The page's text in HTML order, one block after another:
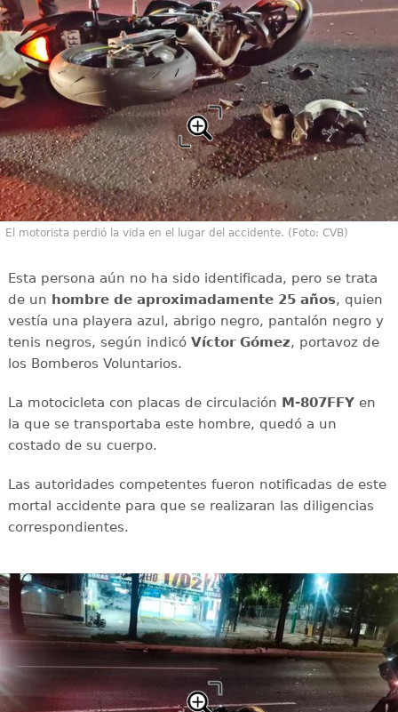
El motorista perdió la vida en el lugar del accidente. (Foto: CVB)
Esta persona aún no ha sido identificada, pero se trata
de un hombre de aproximadamente 25 años, quien
vestía una playera azul, abrigo negro, pantalón negro y
tenis negros, según indicó Víctor Gómez, portavoz de
los Bomberos Voluntarios.
La motocicleta con placas de circulación M-807FFYen
la que se transportaba este hombre, quedó a un
costado de su cuerpo.
Las autoridades competentes fueron notificadas de este
mortal accidente para que se realizaran las diligencias
correspondientes.